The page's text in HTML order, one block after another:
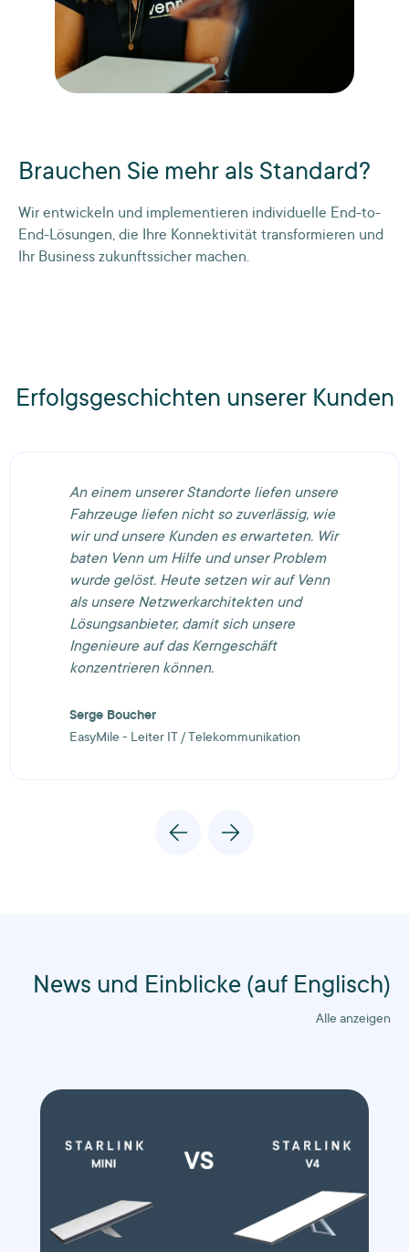
Brauchen Sie mehr als Standard?
Wir entwickeln und implementieren individuelle End-to-
End-Lösungen, die Ihre Konnektivität transformieren und
Ihr Business zukunftssicher machen.
Erfolgsgeschichten unserer Kunden
An einem unserer Standorte liefen unsere
Fahrzeuge liefen nicht so zuverlässig, wie
wir und unsere Kunden es erwarteten. Wir
baten Venn um Hilfe und unser Problem
wurde gelöst. Heute setzen wir auf Venn
als unsere Netzwerkarchitekten und
Lösungsanbieter, damit sich unsere
Ingenieure auf das Kerngeschäft
konzentrieren können.
Serge Boucher
EasyMile - Leiter IT / Telekommunikation
News und Einblicke (auf Englisch)
Alle anzeigen